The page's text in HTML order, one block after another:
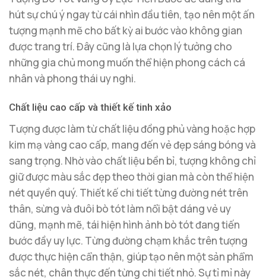
hút sự chú ý ngay từ cái nhìn đầu tiên, tạo nên một ấn
tượng mạnh mẽ cho bất kỳ ai bước vào không gian
được trang trí. Đây cũng là lựa chọn lý tưởng cho
những gia chủ mong muốn thể hiện phong cách cá
nhân và phong thái uy nghi.
Chất liệu cao cấp và thiết kế tinh xảo
Tượng được làm từ chất liệu đồng phủ vàng hoặc hợp
kim mạ vàng cao cấp, mang đến vẻ đẹp sáng bóng và
sang trọng. Nhờ vào chất liệu bền bỉ, tượng không chỉ
giữ được màu sắc đẹp theo thời gian mà còn thể hiện
nét quyền quý. Thiết kế chi tiết từng đường nét trên
thân, sừng và đuôi bò tót làm nổi bật dáng vẻ uy
dũng, mạnh mẽ, tái hiện hình ảnh bò tót đang tiến
bước đầy uy lực. Từng đường chạm khắc trên tượng
được thực hiện cẩn thận, giúp tạo nên một sản phẩm
sắc nét, chân thực đến từng chi tiết nhỏ. Sự tỉ mỉ này